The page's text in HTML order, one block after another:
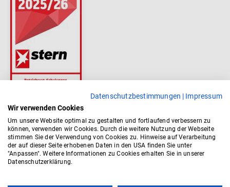
Datenschutzbestimmungen | Impressum
Wir verwenden Cookies
Um unsere Website optimal zu gestalten und fortlaufend verbessern zu
können, verwenden wir Cookies. Durch die weitere Nutzung der Webseite
stimmen Sie der Verwendung von Cookies zu. Hinweise auf Verarbeitung
der auf dieser Seite erhobenen Daten in den USA finden Sie unter
"Anpassen". Weitere Informationen zu Cookies erhalten Sie in unserer
Datenschutzerklärung.